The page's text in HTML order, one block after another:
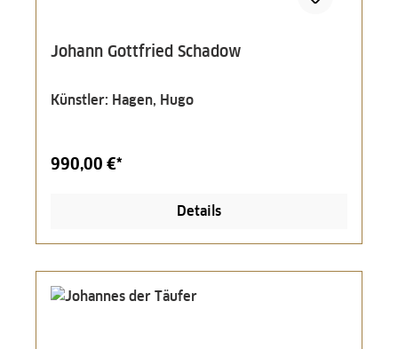
Johann Gottfried Schadow
Künstler: Hagen, Hugo
990,00 €*
Details